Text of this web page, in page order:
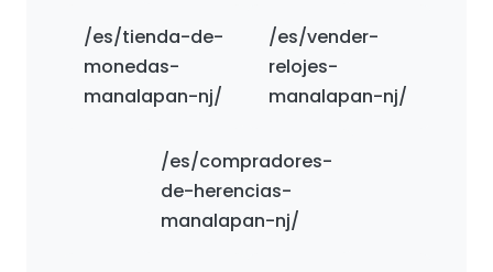
/es/tienda-de-
monedas-
manalapan-nj/
/es/vender-
relojes-
manalapan-nj/
/es/compradores-
de-herencias-
manalapan-nj/